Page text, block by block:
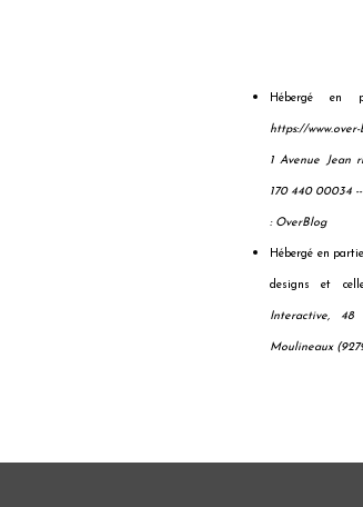
Hébergé en
https://
1 Avenue Jean
170 440 00034 --
: OverBlog
Hébergé en
designs et
Interactive,
Moulineaux